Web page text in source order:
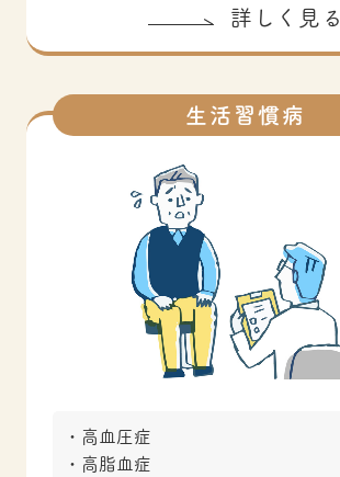
詳しく見る
生活習慣病
高血圧症
高脂血症